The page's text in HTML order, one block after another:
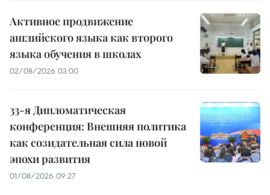
Активное продвижение
английского языка как второго
языка обучения в школах
02/08/2026 03:00
33-я Дипломатическая
конференция: Внешняя политика
как созидательная сила новой
эпохи развития
01/08/2026 09:27